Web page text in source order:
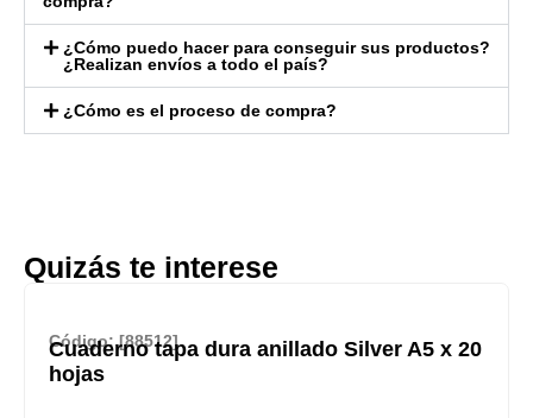
¿Cómo puedo hacer para conseguir sus productos?
¿Realizan envíos a todo el país?
¿Cómo es el proceso de compra?
Quizás te interese
Código: [88512]
Cuaderno tapa dura anillado Silver A5 x 20
hojas